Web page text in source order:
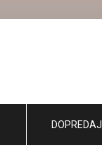
DOPREDAJ